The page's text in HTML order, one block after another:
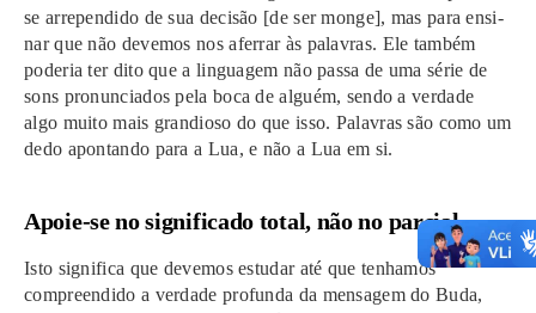
se arrependido de sua decisão [de ser monge], mas para ensi­
nar que não deve­mos nos afer­rar às pala­vras. Ele tam­bém
pode­ria ter dito que a lin­gua­gem não passa de uma série de
sons pro­nun­cia­dos pela boca de ­alguém, sendo a ver­da­de
algo muito mais gran­dio­so do que isso. Palavras são como um
dedo apon­tan­do para a Lua, e não a Lua em si.
Apoie-se no sig­ni­fi­ca­do total, não no par­cial
Isto sig­ni­fi­ca que deve­mos estu­dar até que tenhamos
compreendido a ver­da­de pro­fun­da da men­sa­gem do Buda,